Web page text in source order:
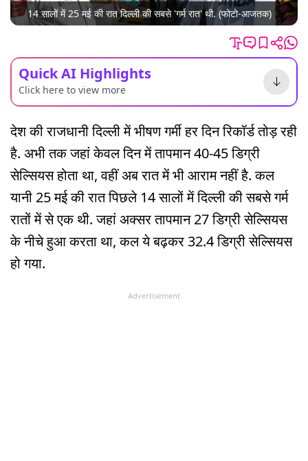
14 सालों में 25 मई की रात दिल्ली की सबसे 'गर्म रात' थी. (फोटो-आजतक)
Quick AI Highlights
Click here to view more
देश की राजधानी दिल्ली में भीषण गर्मी हर दिन रिकॉर्ड तोड़ रही
है. अभी तक जहां केवल दिन में तापमान 40-45 डिग्री
सेल्सियस होता था, वहीं अब रात में भी आराम नहीं है. कल
यानी 25 मई की रात पिछले 14 सालों में दिल्ली की सबसे गर्म
रातों में से एक थी. जहां अक्सर तापमान 27 डिग्री सेल्सियस
के नीचे हुआ करता था, कल ये बढ़कर 32.4 डिग्री सेल्सियस
हो गया.
Advertisement